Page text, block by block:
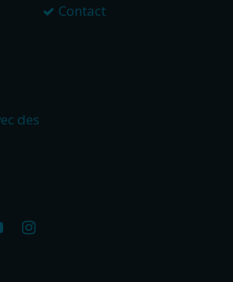
Contact
des